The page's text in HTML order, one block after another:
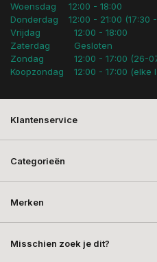
Woensdag
Donderdag
12:00 - 18:00
12:00 - 21:00 (17:30
Vrijdag
Zaterdag
Zondag
Koopzondag
12:00 - 18:00
Gesloten
12:00 - 17:00 (26-
12:00 - 17:00 (elke
Klantenservice
Categorieën
Merken
Misschien zoek je dit?